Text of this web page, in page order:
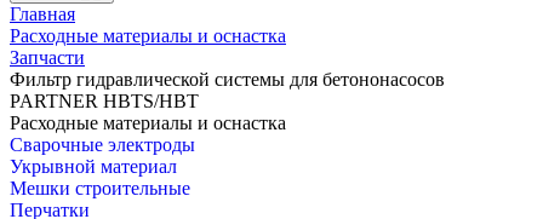
Главная
Расходные материалы и оснастка
Запчасти
Фильтр гидравлической системы для бетононасосов
PARTNER HBTS/HBT
Расходные материалы и оснастка
Сварочные электроды
Укрывной материал
Мешки строительные
Перчатки